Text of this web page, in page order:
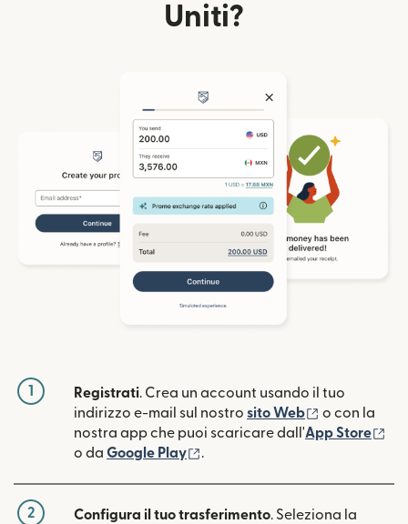
Uniti?
1 Registrati. Crea un account usando il tuo
indirizzo e-mail sul nostro sito Web (si apre in
o con la
nostra app che puoi scaricare dall'App Store
o da Google Play .
2 Configura il tuo trasferimento. Seleziona la